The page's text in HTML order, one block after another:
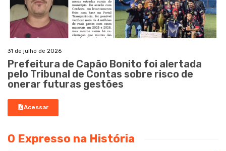
31 de julho de 2026
Prefeitura de Capão Bonito foi alertada
pelo Tribunal de Contas sobre risco de
onerar futuras gestões
Acessar
O Expresso na História